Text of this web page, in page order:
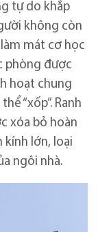
tự do khắp
không còn
mát cơ học
phòng được
hoạt chung
“xốp”. Ranh
xóa bỏ hoàn
kính lớn, loại
ngôi nhà.